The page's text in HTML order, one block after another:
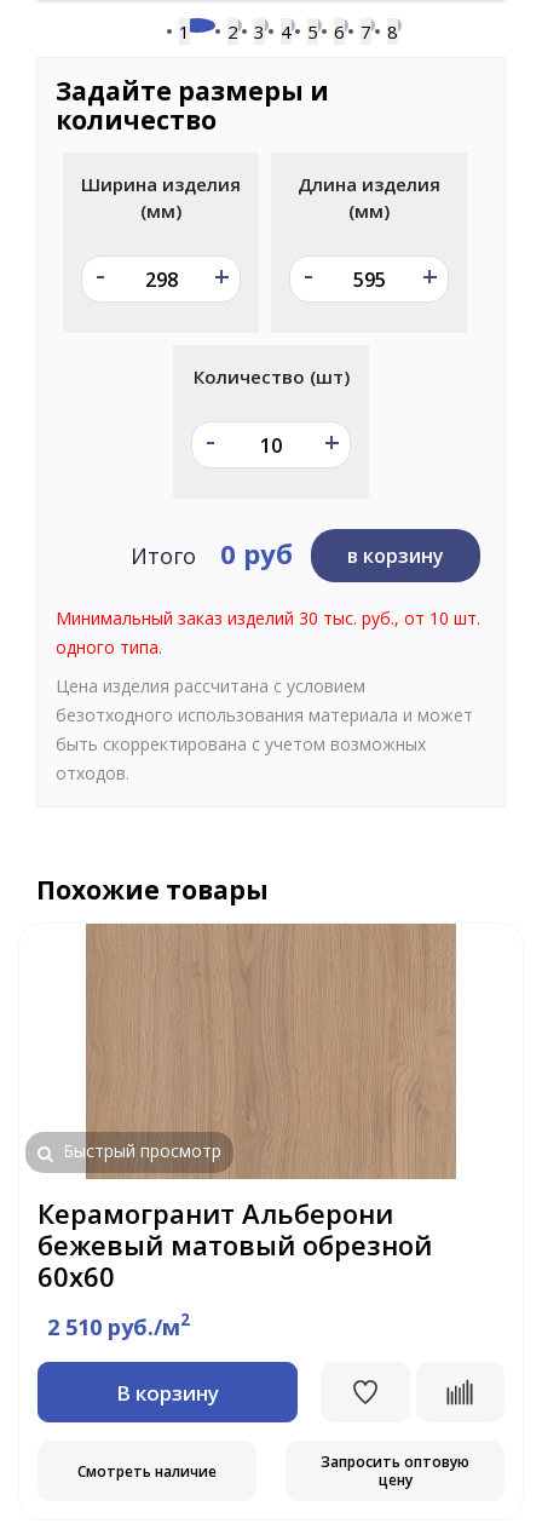
1 2 3 4 5 6 7 8
Задайте размеры и
количество
Ширина изделия
(мм)
- +
Длина изделия
(мм)
- +
Количество (шт)
- +
Итого 0 руб в корзину
Минимальный заказ изделий 30 тыс. руб., от 10 шт.
одного типа.
Цена изделия рассчитана с условием
безотходного использования материала и может
быть скорректирована с учетом возможных
отходов.
Похожие товары
Быстрый просмотр
Керамогранит Альберони
бежевый матовый обрезной
60х60
2 510 руб./м2
В корзину
Смотреть наличие
Запросить оптовую
цену